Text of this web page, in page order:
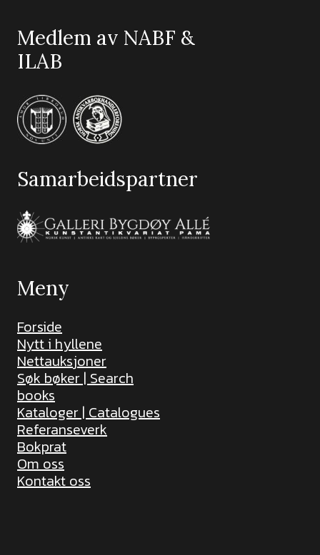
Medlem av NABF &
ILAB
Samarbeidspartner
Meny
Forside
Nytt i hyllene
Nettauksjoner
Søk bøker | Search
books
Kataloger | Catalogues
Referanseverk
Bokprat
Om oss
Kontakt oss